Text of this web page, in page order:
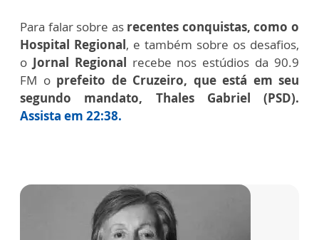
Para falar sobre asrecentes conquistas, como o
Hospital Regional, e também sobre os desafios,
o Jornal Regional recebe nos estúdios da 90.9
FM o prefeito de Cruzeiro, que está em seu
segundo mandato, Thales Gabriel (PSD).
Assista em 22:38.